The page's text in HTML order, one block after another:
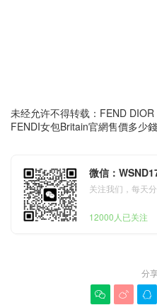
未经允许不得转载： FEND
FENDI女包Britain官網售價多少
微信：
关注我们，每天
12000人已关注
分
  